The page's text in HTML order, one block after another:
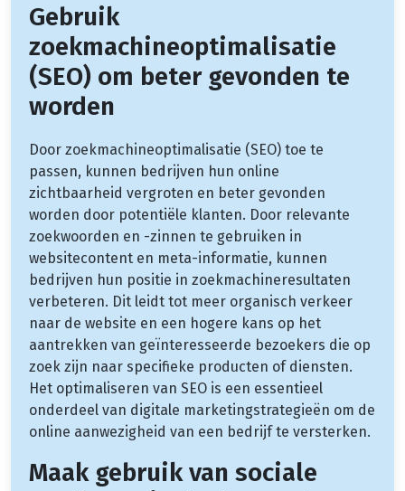
Gebruik
zoekmachineoptimalisatie
(SEO) om beter gevonden te
worden
Door zoekmachineoptimalisatie (SEO) toe te
passen, kunnen bedrijven hun online
zichtbaarheid vergroten en beter gevonden
worden door potentiële klanten. Door relevante
zoekwoorden en -zinnen te gebruiken in
websitecontent en meta-informatie, kunnen
bedrijven hun positie in zoekmachineresultaten
verbeteren. Dit leidt tot meer organisch verkeer
naar de website en een hogere kans op het
aantrekken van geïnteresseerde bezoekers die op
zoek zijn naar specifieke producten of diensten.
Het optimaliseren van SEO is een essentieel
onderdeel van digitale marketingstrategieën om de
online aanwezigheid van een bedrijf te versterken.
Maak gebruik van sociale